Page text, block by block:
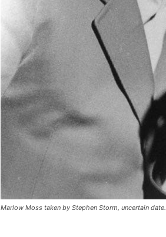
Marlow Moss taken by Stephen Storm, uncertain date.